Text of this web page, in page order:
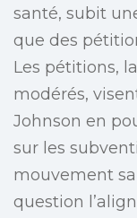
santé, subit
que des
Les pétitions,
modérés,
Johnson en
sur les
mouvement
question